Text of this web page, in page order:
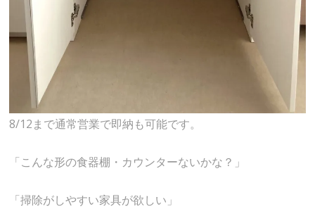
8/12まで通常営業で即納も可能です。
「こんな形の食器棚・カウンターないかな？」
「掃除がしやすい家具が欲しい」